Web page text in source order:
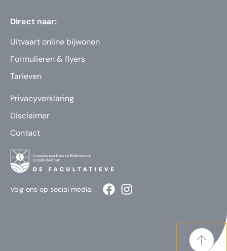
Direct naar:
Uitvaart online bijwonen
Formulieren & flyers
Tarieven
Privacyverklaring
Disclaimer
Contact
Volg ons op social media: